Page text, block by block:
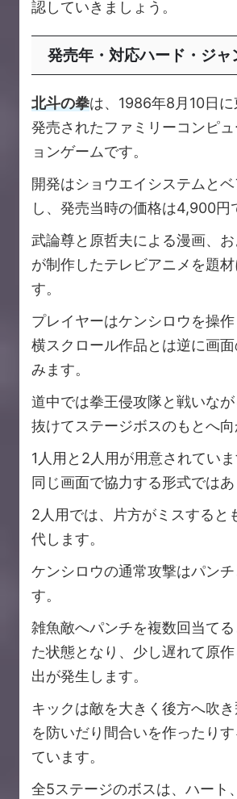
認していきましょう。
発売年・対応ハード・ジャ
北斗の拳は、1986年8月10日
発売されたファミリーコンピ
ョンゲームです。
開発はショウエイシステムと
し、発売当時の価格は4,900円
武論尊と原哲夫による漫画、
が制作したテレビアニメを題材
す。
プレイヤーはケンシロウを操
横スクロール作品とは逆に画
みます。
道中では拳王侵攻隊と戦いな
抜けてステージボスのもとへ向
1人用と2人用が用意されてい
同じ画面で協力する形式ではあ
2人用では、片方がミスすると
代します。
ケンシロウの通常攻撃はパン
す。
雑魚敵へパンチを複数回当て
た状態となり、少し遅れて原
出が発生します。
キックは敵を大きく後方へ吹
を防いだり間合いを作ったり
ています。
全5ステージのボスは、ハート